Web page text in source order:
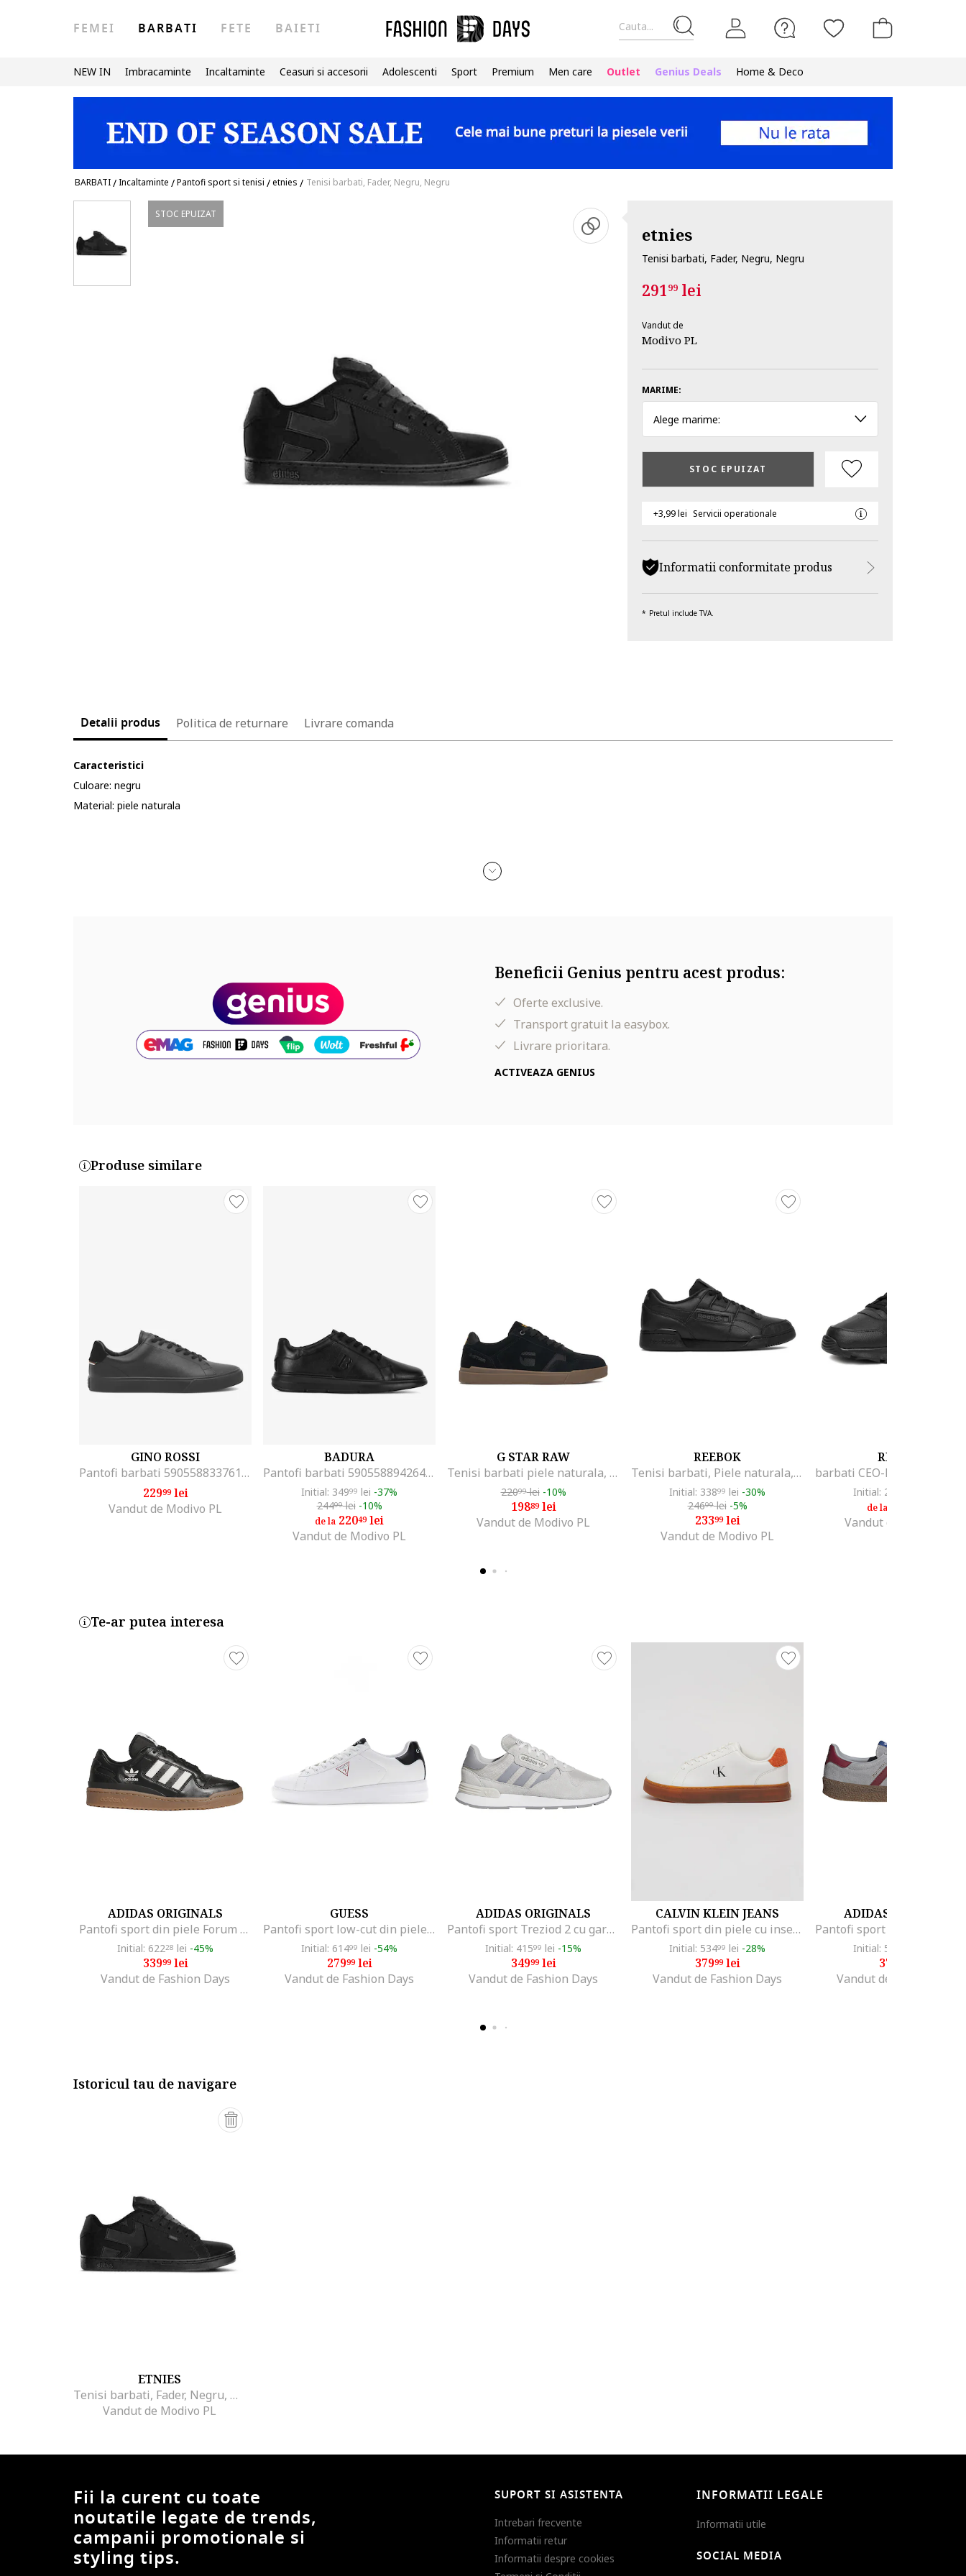
Cauta...
FEMEI BARBATI FETE BAIETI
NEW IN Imbracaminte Incaltaminte Ceasuri si accesorii Adolescenti Sport Premium Men care Outlet Genius Deals Home & Deco
BARBATI/Incaltaminte /Pantofi sport si tenisi /etnies / Tenisi barbati, Fader, Negru, Negru
STOC EPUIZAT
etnies
Tenisi barbati, Fader, Negru, Negru
29199lei
Vandut de
Modivo PL
MARIME:
Alege marime:
STOC EPUIZAT
+3,99 lei Servicii operationale
Informatii conformitate produs
Pretul include TVA.
Detalii produs Politica de returnare Livrare comanda
Caracteristici
Culoare: negru
Material: piele naturala
Beneficii Genius pentru acest produs:
Oferte exclusive.
Transport gratuit la easybox.
Livrare prioritara.
ACTIVEAZA GENIUS
Produse similare
GINO ROSSI
Pantofi barbati 5905588337614, Piele naturala, Negru, Negru
22999lei
Vandut de Modivo PL
BADURA
Pantofi barbati 5905588942641, Piele naturala, Negru, Negru
Initial: 34999 lei -37%
24499lei -10%
de la 22049lei
Vandut de Modivo PL
G STAR RAW
Tenisi barbati piele naturala, Negru
22099lei -10%
19889lei
Vandut de Modivo PL
REEBOK
Tenisi barbati, Piele naturala, Negrudwqf, Negru
Initial: 33899 lei -30%
24699lei -5%
23399lei
Vandut de Modivo PL
REEBOK
Initial: 215
de la
Vandut de Modivo PL
Te-ar putea interesa
ADIDAS ORIGINALS
Pantofi sport din piele Forum Low CL, Negru
Initial: 62228 lei -45%
33999lei
Vandut de Fashion Days
GUESS
Pantofi sport low-cut din piele ecologica, Alb optic
Initial: 61499 lei -54%
27999lei
Vandut de Fashion Days
ADIDAS ORIGINALS
Pantofi sport Treziod 2 cu garnituri din piele intoarsa, Gri/Gri deschis
Initial: 41599 lei -15%
34999lei
Vandut de Fashion Days
CALVIN KLEIN JEANS
Pantofi sport din piele cu insertii din piele intoarsa, Negru/Alb murdar
Initial: 53499 lei -28%
37999lei
Vandut de Fashion Days
ADIDAS ORIGINALS
Initial: 560
379
Vandut de Fashion Days
Istoricul tau de navigare
ETNIES
Tenisi barbati, Fader, Negru, Negru
Vandut de Modivo PL
Fii la curent cu toate
noutatile legate de trends,
campanii promotionale si
styling tips.
SUPORT SI ASISTENTA
Intrebari frecvente
Informatii retur
Informatii despre cookies
INFORMATII LEGALE
Informatii utile
SOCIAL MEDIA